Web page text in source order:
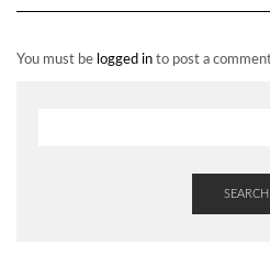
You must be logged in to post a
SEARCH